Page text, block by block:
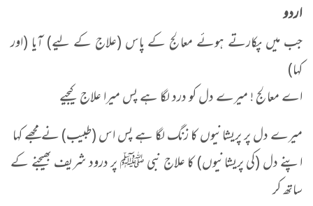
اردو
جب میں پکارتے ہوئے معالج کے پاس (علاج کے لیے) آیا (اور
کہا)
اے معالج ! میرے دل کو درد لگا ہے پس میرا علاج کیجیے
میرے دل پر پریشانیوں کا زنگ لگا ہے پس اس (طبیب) نے مجھے کہا
اپنے دل (کی پریشانیوں) کا علاج نبی ﷺ پر درود شریف بھیجنے کے
ساتھ کر